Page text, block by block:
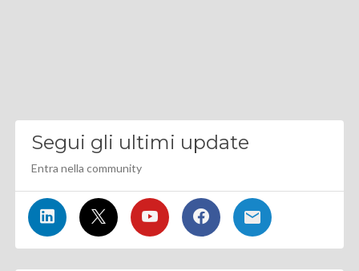
Segui gli ultimi update
Entra nella community